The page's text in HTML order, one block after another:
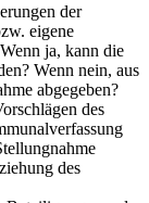
der
eigene
ja, kann die
Wenn nein, aus
abgegeben?
des
des